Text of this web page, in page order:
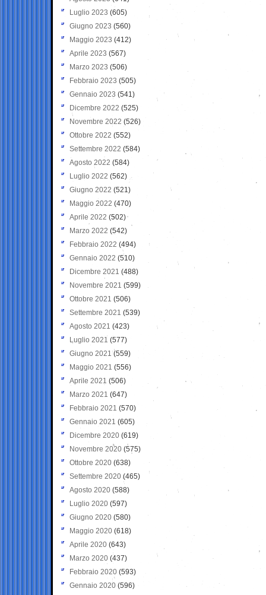
Luglio 2023 (605)
Giugno 2023 (560)
Maggio 2023 (412)
Aprile 2023 (567)
Marzo 2023 (506)
Febbraio 2023 (505)
Gennaio 2023 (541)
Dicembre 2022 (525)
Novembre 2022 (526)
Ottobre 2022 (552)
Settembre 2022 (584)
Agosto 2022 (584)
Luglio 2022 (562)
Giugno 2022 (521)
Maggio 2022 (470)
Aprile 2022 (502)
Marzo 2022 (542)
Febbraio 2022 (494)
Gennaio 2022 (510)
Dicembre 2021 (488)
Novembre 2021 (599)
Ottobre 2021 (506)
Settembre 2021 (539)
Agosto 2021 (423)
Luglio 2021 (577)
Giugno 2021(559)
Maggio 2021 (556)
Aprile 2021 (506)
Marzo 2021 (647)
Febbraio 2021 (570)
Gennaio 2021 (605)
Dicembre 2020 (619)
Novembre 2020 (575)
Ottobre 2020 (638)
Settembre 2020(465)
Agosto 2020 (588)
Luglio 2020 (597)
Giugno 2020 (580)
Maggio 2020 (618)
Aprile 2020 (643)
Marzo 2020 (437)
Febbraio 2020 (593)
Gennaio 2020 (596)